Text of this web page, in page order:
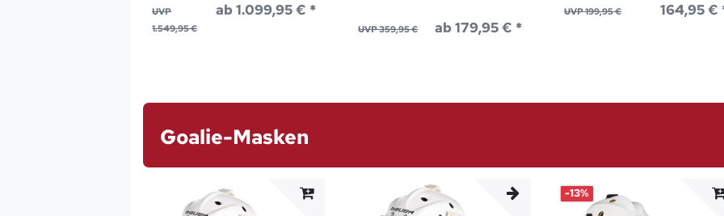
UVP
1.549,95 €
ab 1.099,95 € *
UVP 359,95 € ab 179,95 € *
UVP 199,95 € 164,95 €
Goalie-Masken
-13%